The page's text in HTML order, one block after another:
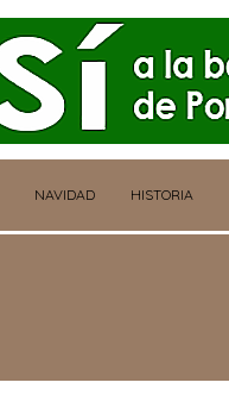
NAVIDAD HISTORIA